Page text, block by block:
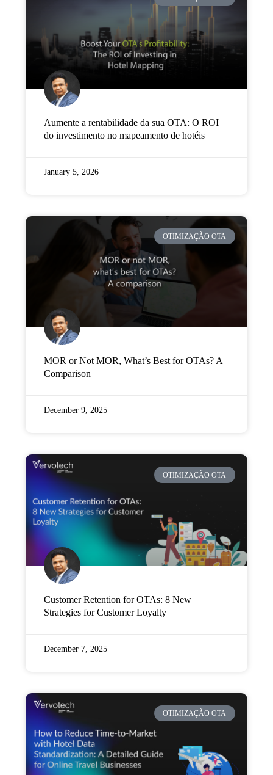
Aumente a rentabilidade da sua OTA: O ROI
do investimento no mapeamento de hotéis
January 5, 2026
OTIMIZAÇÃO OTA
MOR or Not MOR, What’s Best for OTAs? A
Comparison
December 9, 2025
OTIMIZAÇÃO OTA
Customer Retention for OTAs: 8 New
Strategies for Customer Loyalty
December 7, 2025
OTIMIZAÇÃO OTA
Preços
Apoio